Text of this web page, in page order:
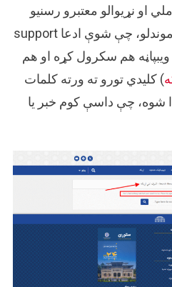
او نړیوالو معتبرو رسنیو
کې مو هیڅ داسې خبر ونه موندلو، چې شوې ادعا support
هم سکرول کړه او هم
) کلیدي تورو ته ورته کلمات
شوه، چې داسې کوم خبر یا